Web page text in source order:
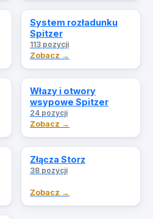
System rozładunku
Spitzer
113 pozycji
Zobacz →
Włazy i otwory
wsypowe Spitzer
24 pozycji
Zobacz →
Złącza Storz
38 pozycji
Zobacz →